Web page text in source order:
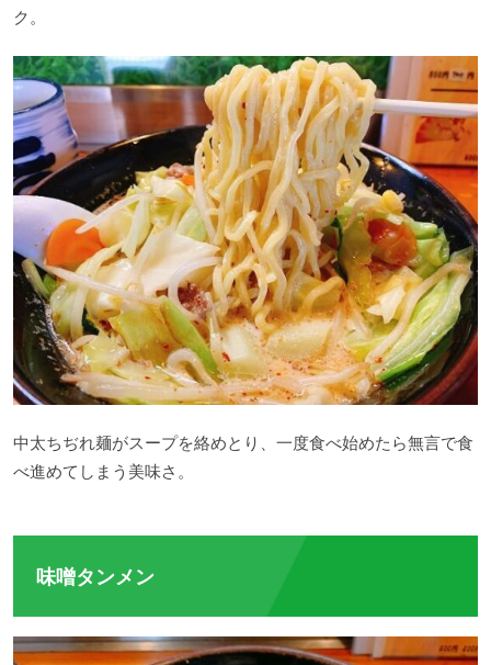
ク。
中太ちぢれ麺がスープを絡めとり、一度食べ始めたら無言で食
べ進めてしまう美味さ。
味噌タンメン